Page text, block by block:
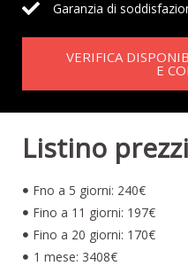
Garanzia di
VERIFICA
E
Listino prezzi
Fno a 5 giorni: 240€
Fino a 11 giorni: 197€
Fino a 20 giorni: 170€
1 mese: 3408€